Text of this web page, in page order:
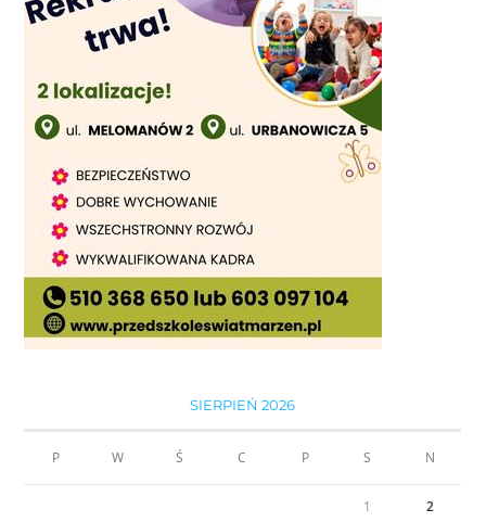
SIERPIEŃ 2026
P W Ś C P S N
1 2